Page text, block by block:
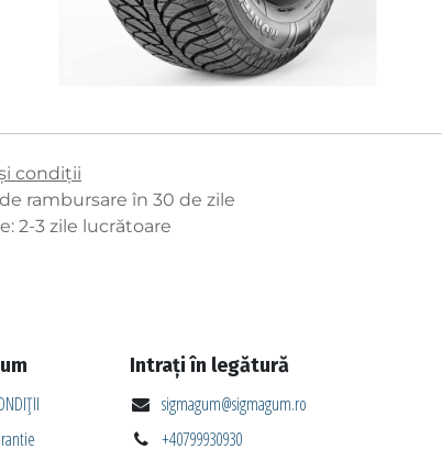
condiții
rambursare în 30 de zile
2-3 zile lucrătoare
Intrați în legătură
sigmagum@sigmagum.ro
+40799930930